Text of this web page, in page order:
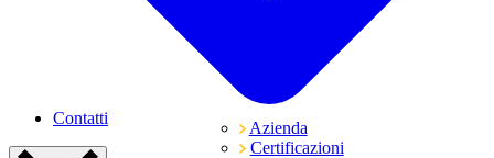
Azienda
Certificazioni
Contatti